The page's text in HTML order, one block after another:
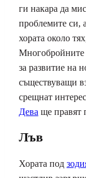
ги накара да
проблемите си,
хората около
Многобройните
за развитие на
съществуващи
срещнат
Дева ще правят
Лъв
Хората под